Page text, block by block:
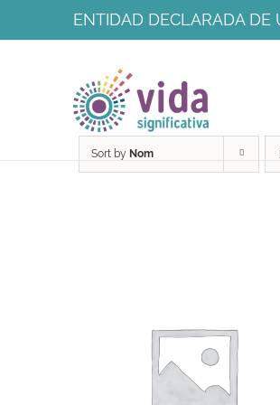
ENTIDAD DECLARADA DE
Sort by Nom